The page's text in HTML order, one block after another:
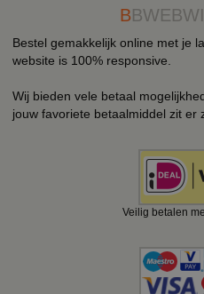
B
Bestel gemakkelijk online met je
website is 100% responsive.
Wij bieden vele betaal
jouw favoriete betaalmiddel zit er
Veilig betalen